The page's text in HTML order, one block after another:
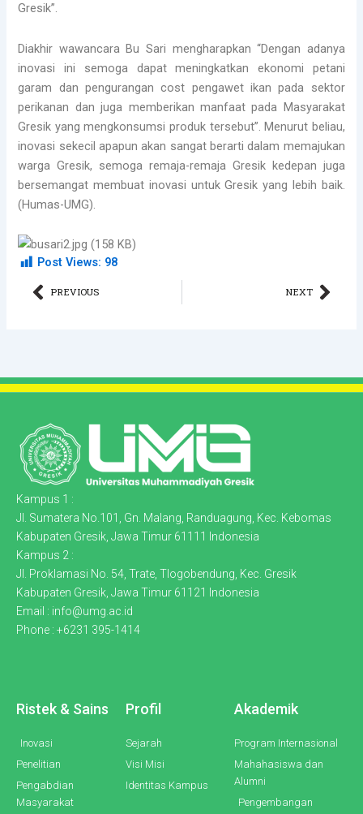
Gresik”.
Diakhir wawancara Bu Sari mengharapkan “Dengan adanya
inovasi ini semoga dapat meningkatkan ekonomi petani
garam dan pengurangan cost pengawet ikan pada sektor
perikanan dan juga memberikan manfaat pada Masyarakat
Gresik yang mengkonsumsi produk tersebut”. Menurut beliau,
inovasi sekecil apapun akan sangat berarti dalam memajukan
warga Gresik, semoga remaja-remaja Gresik kedepan juga
bersemangat membuat inovasi untuk Gresik yang lebih baik.
(Humas-UMG).
Post Views: 98
Prev
PREVIOUS NEXT
Kampus 1 :
Jl. Sumatera No.101, Gn. Malang, Randuagung, Kec. Kebomas
Kabupaten Gresik, Jawa Timur 61111 Indonesia
Kampus 2 :
Jl. Proklamasi No. 54, Trate, Tlogobendung, Kec. Gresik
Kabupaten Gresik, Jawa Timur 61121 Indonesia
Email : info@umg.ac.id
Phone : +6231 395-1414
Ristek & Sains
Inovasi
Penelitian
Pengabdian
Masyarakat
Profil
Sejarah
Visi Misi
Identitas Kampus
Akademik
Program Internasional
Mahahasiswa dan
Alumni
Pengembangan